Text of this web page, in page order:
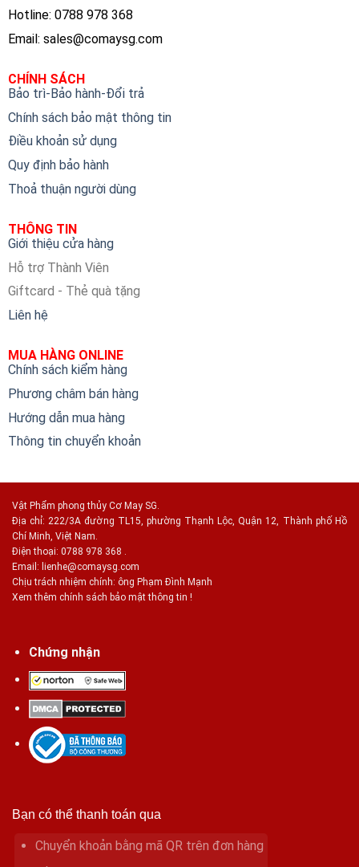
Hotline: 0788 978 368
Email: sales@comaysg.com
CHÍNH SÁCH
Bảo trì-Bảo hành-Đổi trả
Chính sách bảo mật thông tin
Điều khoản sử dụng
Quy định bảo hành
Thoả thuận người dùng
THÔNG TIN
Giới thiệu cửa hàng
Hỗ trợ Thành Viên
Giftcard - Thẻ quà tặng
Liên hệ
MUA HÀNG ONLINE
Chính sách kiểm hàng
Phương châm bán hàng
Hướng dẫn mua hàng
Thông tin chuyển khoản
Vật Phẩm phong thủy Cơ May SG.
Địa chỉ: 222/3A đường TL15, phường Thạnh Lộc, Quận 12, Thành phố Hồ
Chí Minh, Việt Nam.
Điện thoại: 0788 978 368 .
Email: lienhe@comaysg.com
Chịu trách nhiệm chính: ông Phạm Đình Mạnh
Xem thêm chính sách bảo mật thông tin !
Chứng nhận
Bạn có thể thanh toán qua
Chuyển khoản bằng mã QR trên đơn hàng